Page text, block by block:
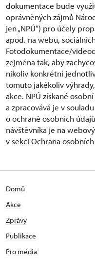
dokumentace bude
oprávněných zájmů
jen „NPÚ“) pro účely
apod. na webu,
Fotodokumentace/
zejména tak, aby
nikoliv konkrétní
tomuto jakékoliv
akce. NPÚ získané
a zpracovává je v
o ochraně osobních
návštěvníka je na
v sekci Ochrana
Domů
Akce
Zprávy
Publikace
Pro média